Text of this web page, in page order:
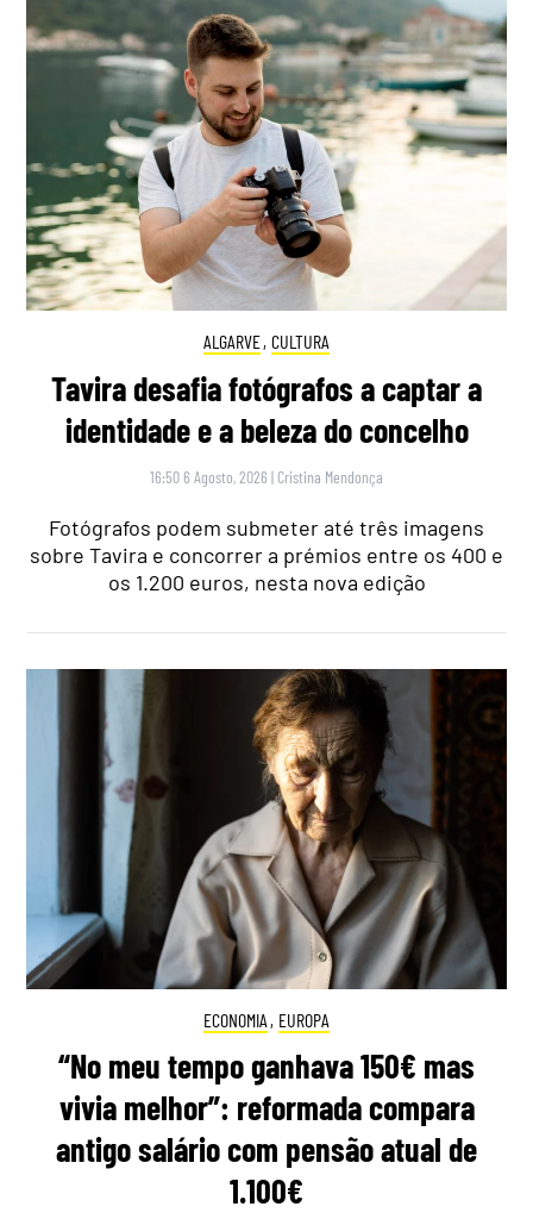
ALGARVE, CULTURA
Tavira desafia fotógrafos a captar a
identidade e a beleza do concelho
16:50 6 Agosto, 2026 | Cristina Mendonça
Fotógrafos podem submeter até três imagens
sobre Tavira e concorrer a prémios entre os 400 e
os 1.200 euros, nesta nova edição
ECONOMIA , EUROPA
“No meu tempo ganhava 150€ mas
vivia melhor”: reformada compara
antigo salário com pensão atual de
1.100€